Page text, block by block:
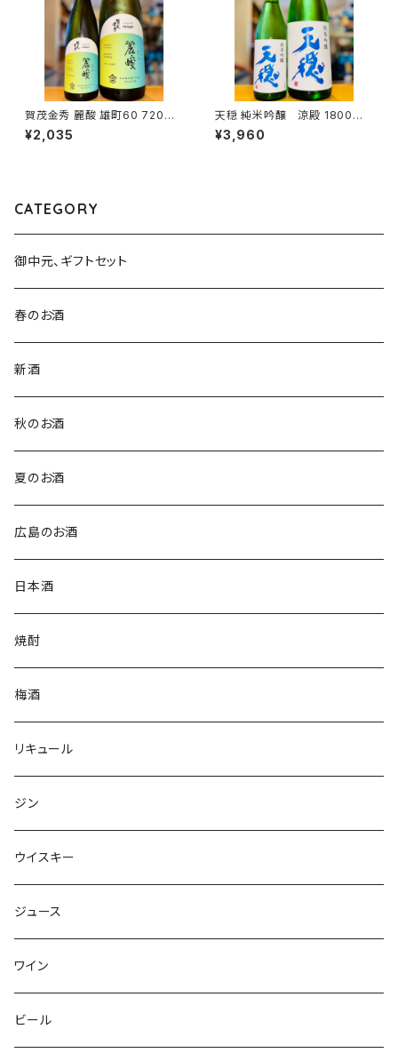
賀茂金秀 麗酸 雄町60 720ml
１本（金光酒造・広島県東広島市
黒瀬町）
¥2,035
天穏 純米吟醸 涼殿 1800ml
１本（板倉酒造・島根県出雲市塩
冶町）
¥3,960
CATEGORY
御中元、ギフトセット
春のお酒
新酒
秋のお酒
夏のお酒
広島のお酒
日本酒
焼酎
梅酒
リキュール
ジン
ウイスキー
ジュース
ワイン
ビール